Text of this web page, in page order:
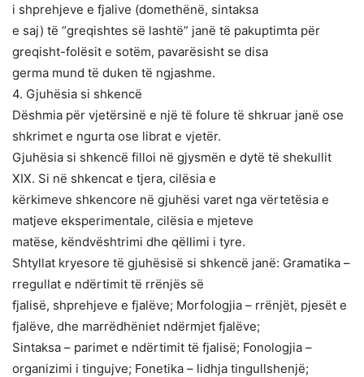
i shprehjeve e fjalive (domethënë, sintaksa
e saj) të “greqishtes së lashtë” janë të pakuptimta për
greqisht-folësit e sotëm, pavarësisht se disa
germa mund të duken të ngjashme.
4. Gjuhësia si shkencë
Dëshmia për vjetërsinë e një të folure të shkruar janë ose
shkrimet e ngurta ose librat e vjetër.
Gjuhësia si shkencë filloi në gjysmën e dytë të shekullit
XIX. Si në shkencat e tjera, cilësia e
kërkimeve shkencore në gjuhësi varet nga vërtetësia e
matjeve eksperimentale, cilësia e mjeteve
matëse, këndvështrimi dhe qëllimi i tyre.
Shtyllat kryesore të gjuhësisë si shkencë janë: Gramatika –
rregullat e ndërtimit të rrënjës së
fjalisë, shprehjeve e fjalëve; Morfologjia – rrënjët, pjesët e
fjalëve, dhe marrëdhëniet ndërmjet fjalëve;
Sintaksa – parimet e ndërtimit të fjalisë; Fonologjia –
organizimi i tingujve; Fonetika – lidhja tingullshenjë;